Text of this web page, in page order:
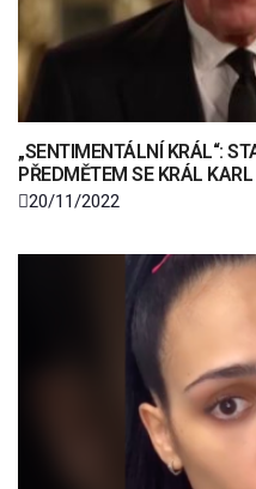
„SENTIMENTÁLNÍ KRÁL“:
PŘEDMĚTEM SE KRÁL KARL
20/11/2022